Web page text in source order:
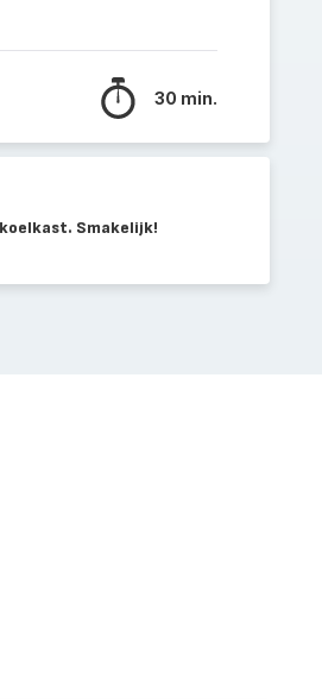
30 min.
Smakelijk!